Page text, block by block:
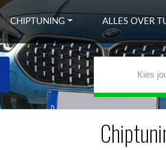
CHIPTUNING ALLES OVER
Kies